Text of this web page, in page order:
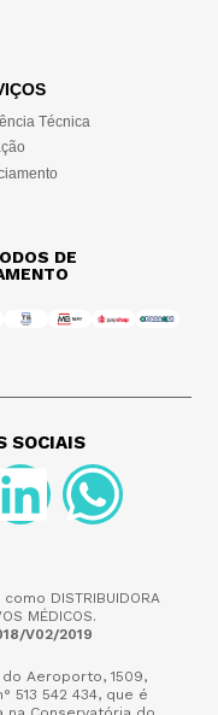
Técnica
DE
SOCIAIS
DISTRIBUIDORA
MÉDICOS.
V02/2019
do Aeroporto, 1509,
513 542 434, que é